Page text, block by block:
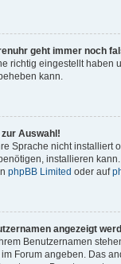
geht immer noch
richtig eingestellt
kann.
Auswahl!
Sprache nicht
installieren
phpBB Limited oder auf
angezeigt
Benutzernamen
Forum angeben. Das